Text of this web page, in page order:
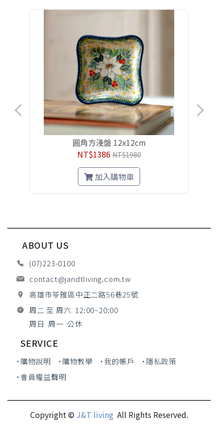
圓角方淺盤 12x12cm
NT$1386NT$1980
加入購物車
ABOUT US
(07)223-0100
contact@jandtliving.com.tw
高雄市苓雅區中正二路56巷25號
周二 至 周六 12:00~20:00
周日 周一 公休
SERVICE
˙購物說明 ˙購物教學 ˙我的帳戶
˙隱私政策
˙會員權益聲明
Copyright © J&T living All Rights Reserved.